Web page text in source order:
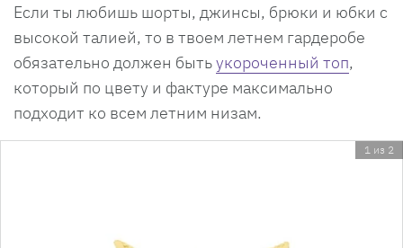
Если ты любишь шорты, джинсы, брюки и юбки с
высокой талией, то в твоем летнем гардеробе
обязательно должен бытьукороченный топ,
который по цвету и фактуре максимально
подходит ко всем летним низам.
1 из 2